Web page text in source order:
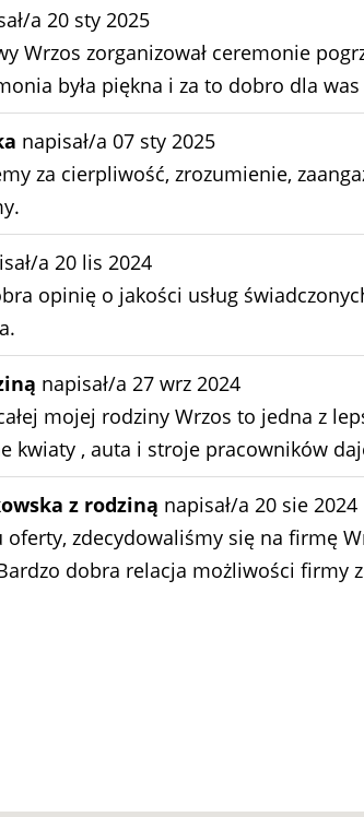
a 20 sty 2025
Wrzos zorganizował ceremonie
była piękna i za to dobro dla was
napisał/a 07 sty 2025
za cierpliwość, zrozumienie,
a 20 lis 2024
opinię o jakości usług
napisał/a 27 wrz 2024
mojej rodziny Wrzos to jedna z
kwiaty , auta i stroje pracowników
z rodziną napisał/a 20 sie 2024
oferty, zdecydowaliśmy się na firmę
dobra relacja możliwości firmy